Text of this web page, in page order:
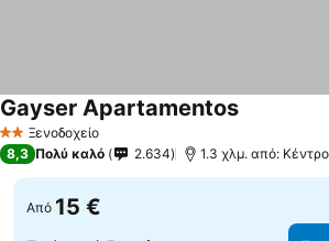
2 ΑστέριαΞενοδοχείο
Gayser Apartamentos
8,3 Πολύ καλό 2.634 1.3 χλμ. από:
Από 15 €